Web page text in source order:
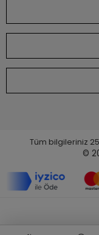
Tüm bilgileriniz
©